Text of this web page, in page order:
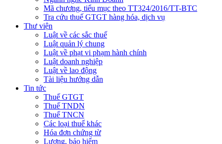
Mã chương, tiểu mục theo TT324/2016/TT-BTC
Tra cứu thuế GTGT hàng hóa, dịch vụ
Thư viện
Luật về các sắc thuế
Luật quản lý chung
Luật về phạt vi phạm hành chính
Luật doanh nghiệp
Luật về lao động
Tài liệu hướng dẫn
Tin tức
Thuế GTGT
Thuế TNDN
Thuế TNCN
Các loại thuế khác
Hóa đơn chứng từ
Lương, bảo hiểm